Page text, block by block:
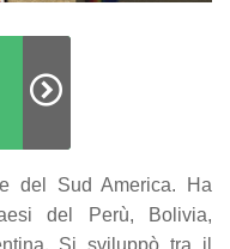
del Sud America. Ha
del Perù, Bolivia,